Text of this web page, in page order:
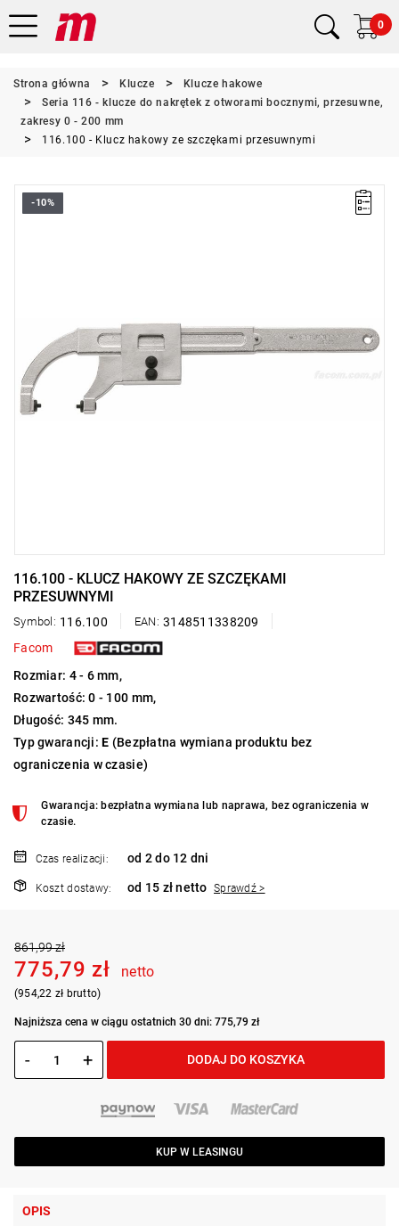
0
Strona główna Klucze
Klucze hakowe
Seria 116 - klucze do nakrętek z otworami bocznymi, przesuwne,
zakresy 0 - 200 mm
116.100 - Klucz hakowy ze szczękami przesuwnymi
-10%
116.100 - KLUCZ HAKOWY ZE SZCZĘKAMI
PRZESUWNYMI
Symbol: 116.100 EAN: 3148511338209
Facom
Rozmiar: 4 - 6 mm,
Rozwartość: 0 - 100 mm,
Długość: 345 mm.
Typ gwarancji:E (Bezpłatna wymiana produktu bez
ograniczenia w czasie)
Gwarancja: bezpłatna wymiana lub naprawa, bez ograniczenia w
czasie.
Czas realizacji: od 2 do 12 dni
Koszt dostawy: od 15 zł netto Sprawdź >
861,99 zł
775,79 zł netto
(954,22 zł brutto)
Najniższa cena w ciągu ostatnich 30 dni: 775,79 zł
- + DODAJ DO KOSZYKA
KUP W LEASINGU
OPIS